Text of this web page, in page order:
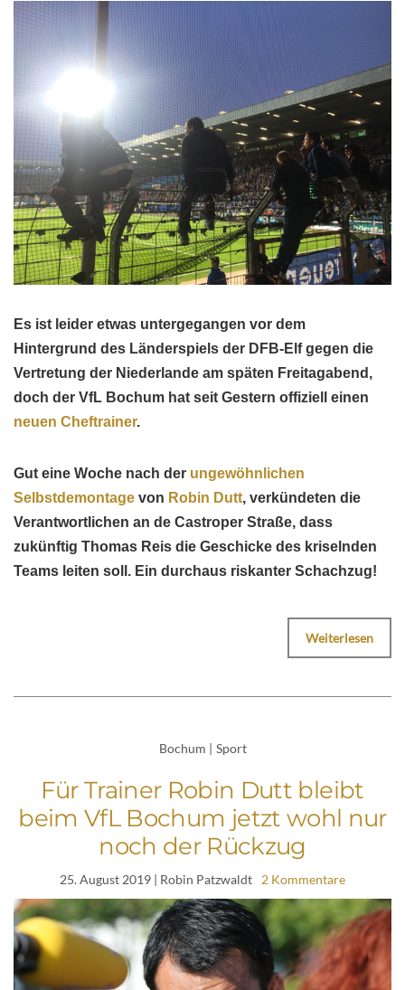
Es ist leider etwas untergegangen vor dem
Hintergrund des Länderspiels der DFB-Elf gegen die
Vertretung der Niederlande am späten Freitagabend,
doch der VfL Bochum hat seit Gestern offiziell einen
neuen Cheftrainer.
Gut eine Woche nach der ungewöhnlichen
Selbstdemontage von Robin Dutt, verkündeten die
Verantwortlichen an de Castroper Straße, dass
zukünftig Thomas Reis die Geschicke des kriselnden
Teams leiten soll. Ein durchaus riskanter Schachzug!
Weiterlesen
Bochum | Sport
Für Trainer Robin Dutt bleibt
beim VfL Bochum jetzt wohl nur
noch der Rückzug
25. August 2019 | Robin Patzwaldt 2 Kommentare